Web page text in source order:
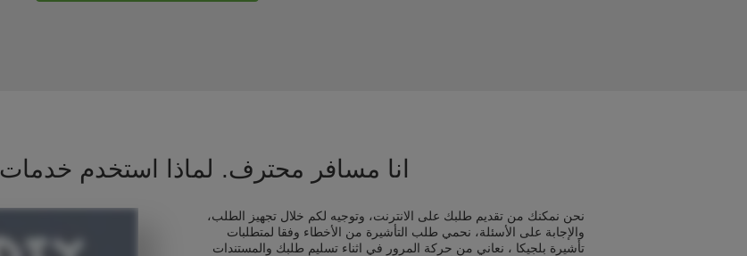
انا مسافر محترف. لماذا استخدم خدمات VisaHQ ؟
نحن نمكنك من تقديم طلبك على الانترنت، وتوجيه لكم خلال تجهيز الطلب،
والإجابة على الأسئلة، نحمي طلب التأشيرة من الأخطاء وفقا لمتطلبات
تأشيرة بلجيكا ، نعاني من حركة المرور في اثناء تسليم طلبك والمستندات